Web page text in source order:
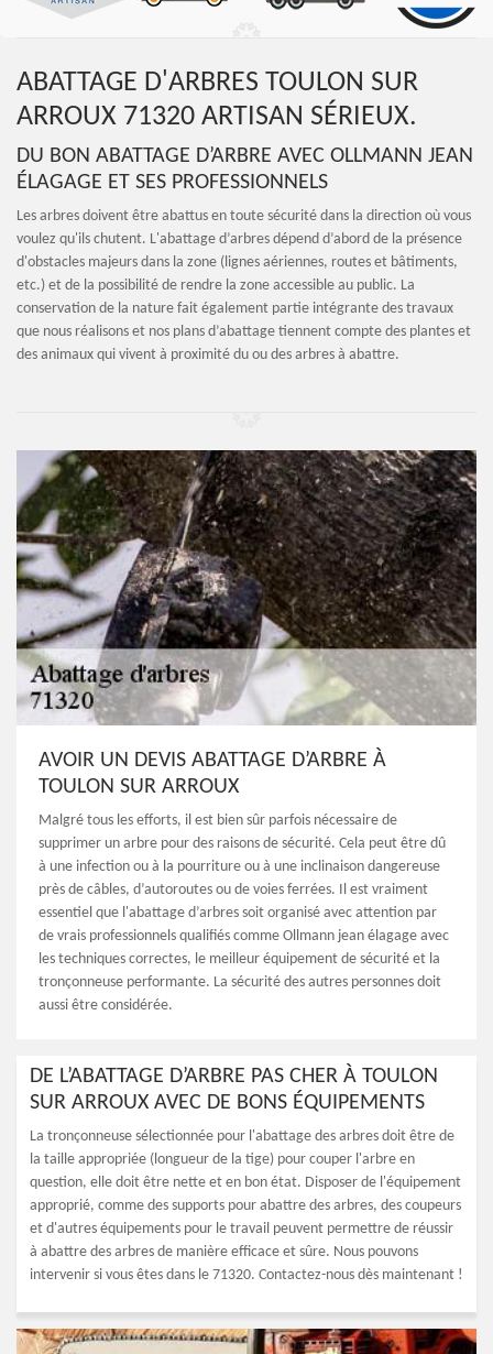
ABATTAGE D'ARBRES TOULON SUR
ARROUX 71320 ARTISAN SÉRIEUX.
DU BON ABATTAGE D’ARBRE AVEC OLLMANN JEAN
ÉLAGAGE ET SES PROFESSIONNELS
Les arbres doivent être abattus en toute sécurité dans la direction où vous
voulez qu'ils chutent. L'abattage d’arbres dépend d’abord de la présence
d'obstacles majeurs dans la zone (lignes aériennes, routes et bâtiments,
etc.) et de la possibilité de rendre la zone accessible au public. La
conservation de la nature fait également partie intégrante des travaux
que nous réalisons et nos plans d’abattage tiennent compte des plantes et
des animaux qui vivent à proximité du ou des arbres à abattre.
AVOIR UN DEVIS ABATTAGE D’ARBRE À
TOULON SUR ARROUX
Malgré tous les efforts, il est bien sûr parfois nécessaire de
supprimer un arbre pour des raisons de sécurité. Cela peut être dû
à une infection ou à la pourriture ou à une inclinaison dangereuse
près de câbles, d’autoroutes ou de voies ferrées. Il est vraiment
essentiel que l'abattage d’arbres soit organisé avec attention par
de vrais professionnels qualifiés comme Ollmann jean élagage avec
les techniques correctes, le meilleur équipement de sécurité et la
tronçonneuse performante. La sécurité des autres personnes doit
aussi être considérée.
DE L’ABATTAGE D’ARBRE PAS CHER À TOULON
SUR ARROUX AVEC DE BONS ÉQUIPEMENTS
La tronçonneuse sélectionnée pour l'abattage des arbres doit être de
la taille appropriée (longueur de la tige) pour couper l'arbre en
question, elle doit être nette et en bon état. Disposer de l'équipement
approprié, comme des supports pour abattre des arbres, des coupeurs
et d'autres équipements pour le travail peuvent permettre de réussir
à abattre des arbres de manière efficace et sûre. Nous pouvons
intervenir si vous êtes dans le 71320. Contactez-nous dès maintenant !